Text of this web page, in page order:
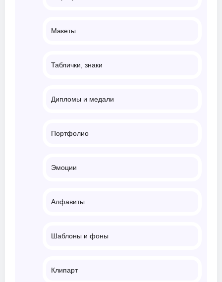
Макеты
Таблички, знаки
Дипломы и медали
Портфолио
Эмоции
Алфавиты
Шаблоны и фоны
Клипарт